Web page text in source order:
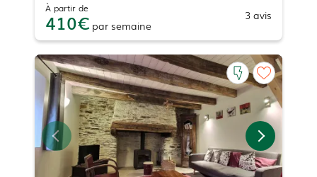
À partir de
410 par semaine
3 avis